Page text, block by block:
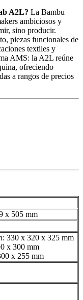
A2L? La Bambu
ambiciosos y
sino producir.
piezas funcionales de
textiles y
AMS: la A2L reúne
ofreciendo
a rangos de precios
x 505 mm
330 x 320 x 325 mm
x 300 mm
x 255 mm